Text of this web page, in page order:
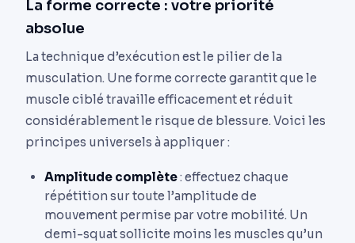
La forme correcte : votre priorité
absolue
La technique d’exécution est le pilier de la
musculation. Une forme correcte garantit que le
muscle ciblé travaille efficacement et réduit
considérablement le risque de blessure. Voici les
principes universels à appliquer :
Amplitude complète: effectuez chaque
répétition sur toute l’amplitude de
mouvement permise par votre mobilité. Un
demi-squat sollicite moins les muscles qu’un